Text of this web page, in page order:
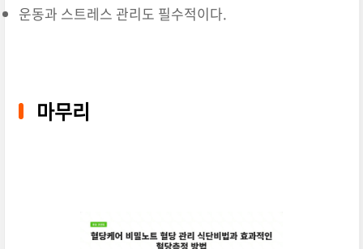
운동과 스트레스 관리도 필수적이다.
마무리